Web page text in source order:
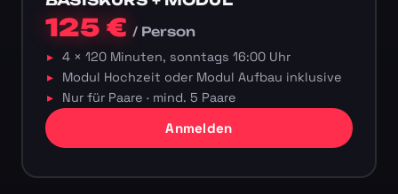
125 €/ Person
4 × 120 Minuten, sonntags 16:00 Uhr
Modul Hochzeit oder Modul Aufbau inklusive
Nur für Paare · mind. 5 Paare
Anmelden